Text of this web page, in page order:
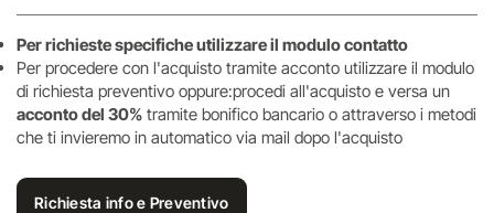
Per richieste specifiche utilizzare il modulo contatto
Per procedere con l'acquisto tramite acconto utilizzare il modulo
di richiesta preventivo oppure:procedi all'acquisto e versa un
acconto del 30% tramite bonifico bancario o attraverso i metodi
che ti invieremo in automatico via mail dopo l'acquisto
Richiesta info e Preventivo